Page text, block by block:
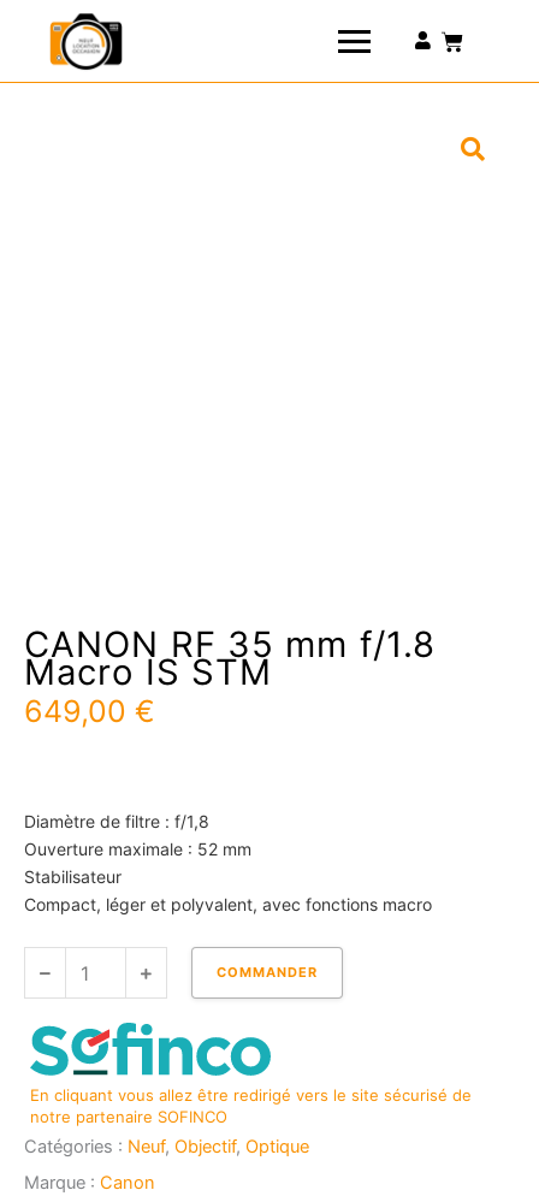
Connexion
CANON RF 35 mm f/1.8
Macro IS STM
649,00 €
Diamètre de filtre : f/1,8
Ouverture maximale : 52 mm
Stabilisateur
Compact, léger et polyvalent, avec fonctions macro
RF
35
mm
f/1.8
Macro
IS
COMMANDER
En cliquant vous allez être redirigé vers le site sécurisé de
notre partenaire SOFINCO
Catégories : Neuf, Objectif, Optique
Marque : Canon